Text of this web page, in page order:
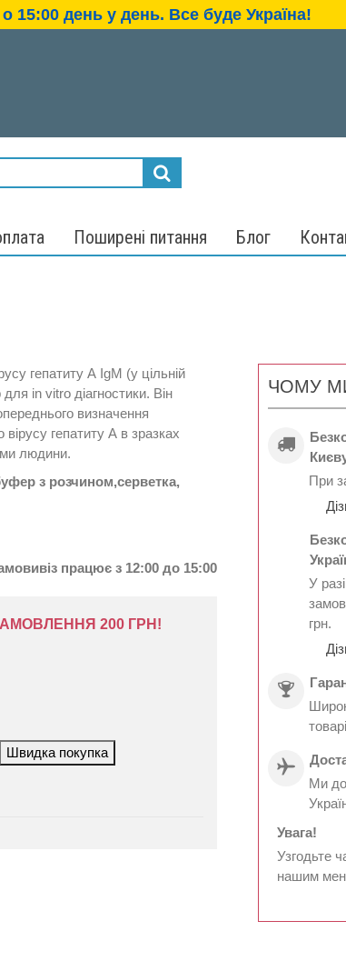
15:00 день у день. Все буде Україна!
Поширені питання Блог
гепатиту А IgM (у цільній
для in vitro діагностики. Він
визначення
гепатиту А в зразках
людини.
з розчином,серветка,
працює з 12:00 до 15:00
200 ГРН!
Швидка покупка
ЧОМУ
При
У
грн.
Ми
Увага!
Узгодьте
нашим